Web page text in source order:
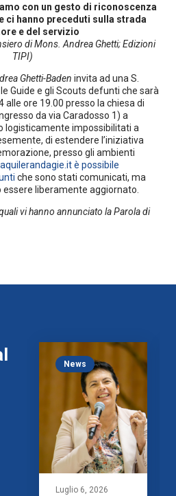
con un gesto di riconoscenza
ci hanno preceduti sulla strada
e del servizio
di Mons. Andrea Ghetti; Edizioni
TIPI)
Ghetti-Baden invita ad una S.
Guide e gli Scouts defunti che sarà
ore 19.00 presso la chiesa di
da via Caradosso 1) a
logisticamente impossibilitati a
di estendere l’iniziativa
presso gli ambienti
aquilerandagie.it è possibile
che sono stati comunicati, ma
essere liberamente aggiornato.
vi hanno annunciato la Parola di
News
Luglio 6, 2026